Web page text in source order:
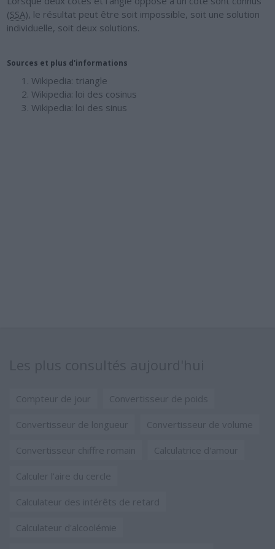
(SSA), le résultat peut être soit impossible, soit une solution
individuelle, soit deux solutions.
Sources et plus d'informations
Wikipedia: triangle
Wikipedia: loi des cosinus
Wikipedia: loi des sinus
Compteur de jour Convertisseur de poids
Convertisseur de longueur Convertisseur de volume
Convertisseur chiffre romain Calculatrice d'amour
Calculer l'aire du cercle
Calculateur des intérêts de retard
Calculateur d'alcoolémie